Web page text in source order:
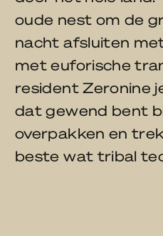
oude nest om de
nacht afsluiten
met euforische
resident Zeronine
dat gewend bent
overpakken en
beste wat tribal